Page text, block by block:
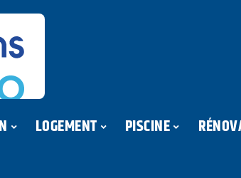
LOGEMENT PISCINE